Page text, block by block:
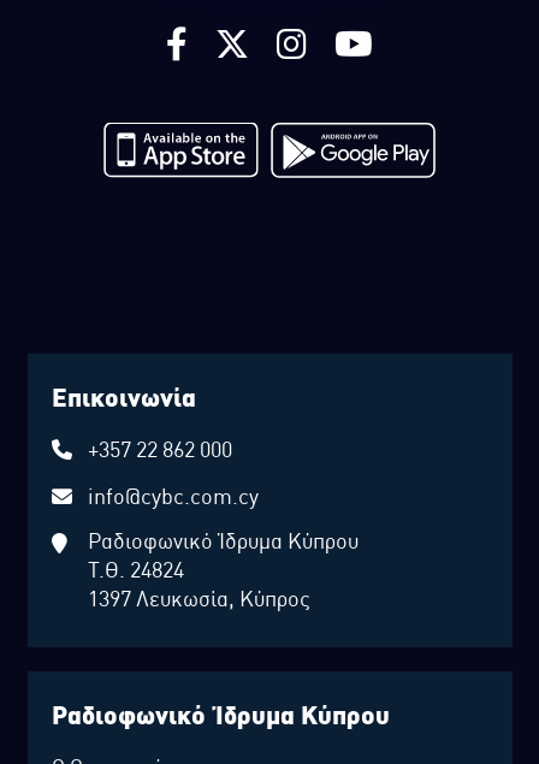
Επικοινωνία
+357 22 862 000
info@cybc.com.cy
Ραδιοφωνικό Ίδρυμα Κύπρου
Τ.Θ. 24824
1397 Λευκωσία, Κύπρος
Ραδιοφωνικό Ίδρυμα Κύπρου